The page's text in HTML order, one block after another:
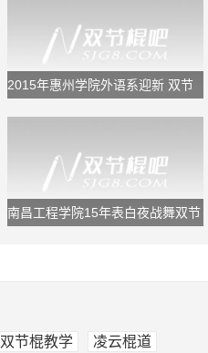
2015年惠州学院外语系迎新 双节
南昌工程学院15年表白夜战舞双节
双节棍教学 凌云棍道